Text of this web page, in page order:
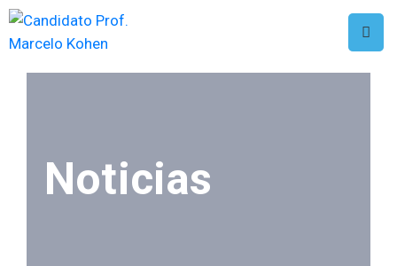
Home
Candidatura
ApoyosNoticias